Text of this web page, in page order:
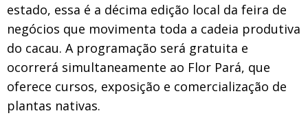
estado, essa é a décima edição local da feira de
negócios que movimenta toda a cadeia produtiva
do cacau. A programação será gratuita e
ocorrerá simultaneamente ao Flor Pará, que
oferece cursos, exposição e comercialização de
plantas nativas.